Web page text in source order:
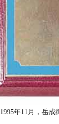
1995年11月，岳